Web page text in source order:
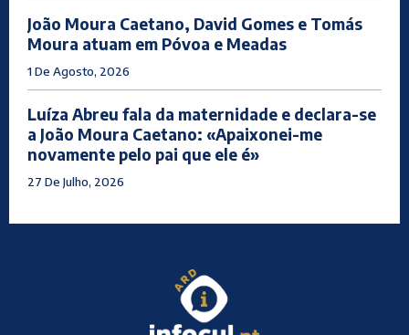
João Moura Caetano, David Gomes e Tomás
Moura atuam em Póvoa e Meadas
1 De Agosto, 2026
Luíza Abreu fala da maternidade e declara-se
a João Moura Caetano: «Apaixonei-me
novamente pelo pai que ele é»
27 De Julho, 2026